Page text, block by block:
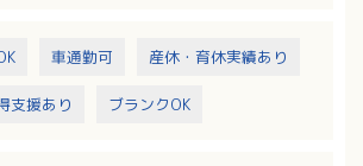
車通勤可 産休・育休実績あり
支援あり ブランクOK